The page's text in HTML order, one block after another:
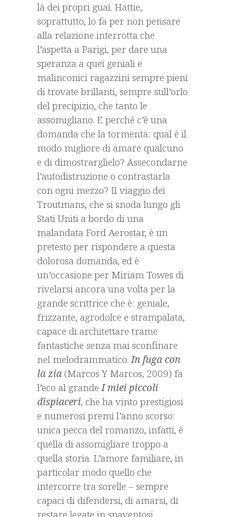
là dei propri guai. Hattie,
soprattutto, lo fa per non pensare
alla relazione interrotta che
l’aspetta a Parigi, per dare una
speranza a quei geniali e
malinconici ragazzini sempre pieni
di trovate brillanti, sempre sull’orlo
del precipizio, che tanto le
assomigliano. E perché c’è una
domanda che la tormenta: qual è il
modo migliore di amare qualcuno
e di dimostrarglielo? Assecondarne
l’autodistruzione o contrastarla
con ogni mezzo? Il viaggio dei
Troutmans, che si snoda lungo gli
Stati Uniti a bordo di una
malandata Ford Aerostar, è un
pretesto per rispondere a questa
dolorosa domanda, ed è
un’occasione per Miriam Towes di
rivelarsi ancora una volta per la
grande scrittrice che è: geniale,
frizzante, agrodolce e strampalata,
capace di architettare trame
fantastiche senza mai sconfinare
nel melodrammatico.In fuga con
la zia(Marcos Y Marcos, 2009) fa
l’eco al grandeI miei piccoli
dispiaceri, che ha vinto prestigiosi
e numerosi premi l’anno scorso:
unica pecca del romanzo, infatti, è
quella di assomigliare troppo a
quella storia. L’amore familiare, in
particolar modo quello che
intercorre tra sorelle – sempre
capaci di difendersi, di amarsi, di